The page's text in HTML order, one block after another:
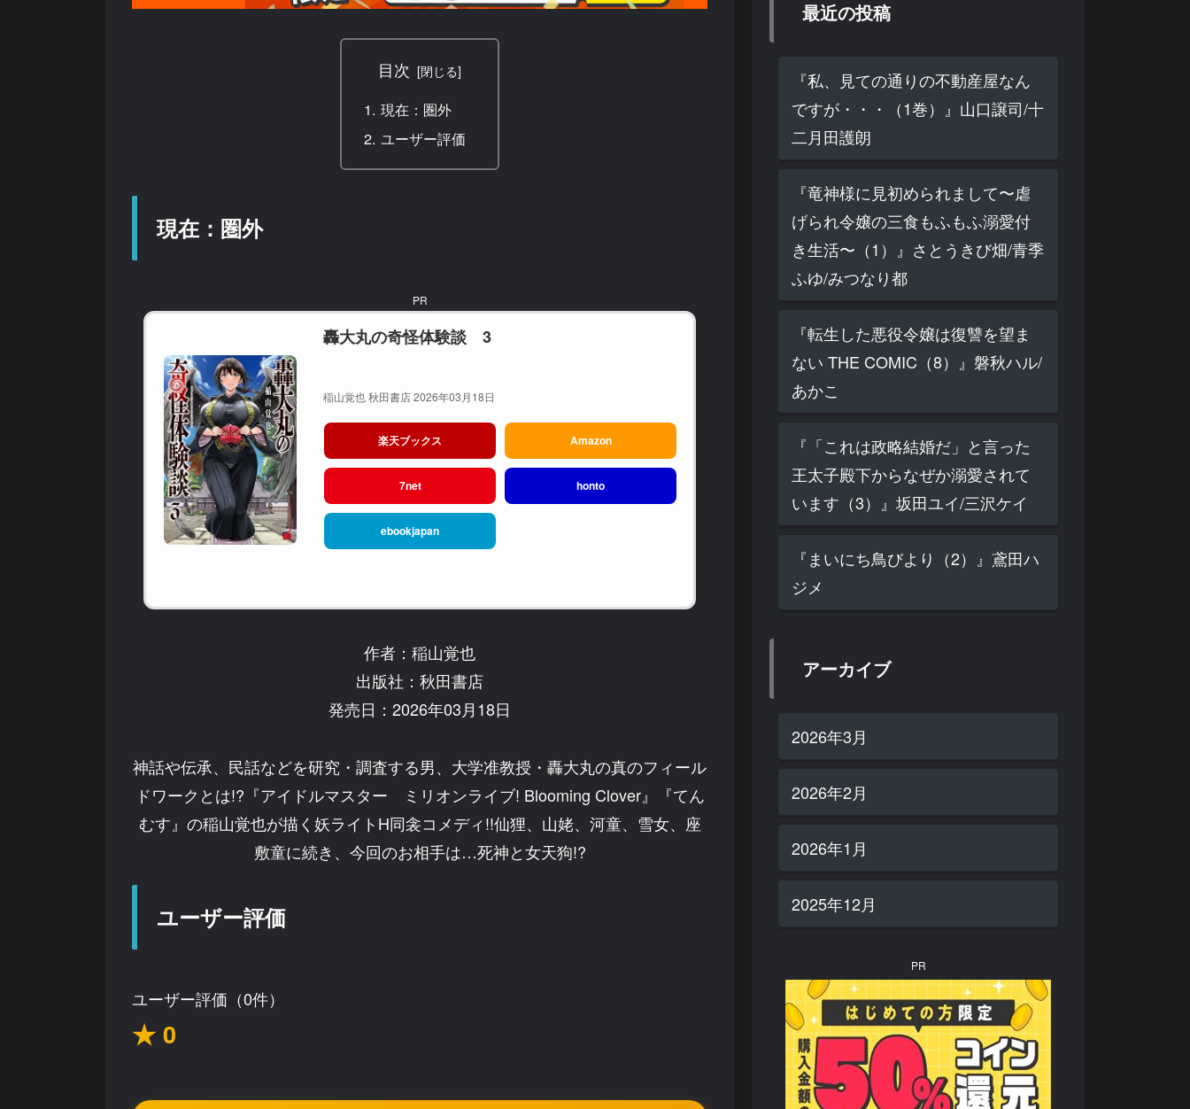
目次
現在：圏外
ユーザー評価
現在：圏外
PR
轟大丸の奇怪体験談 3
稲山覚也 秋田書店 2026年03月18日
楽天ブックス Amazon
7net honto
ebookjapan
作者：稲山覚也
出版社：秋田書店
発売日：2026年03月18日
神話や伝承、民話などを研究・調査する男、大学准教授・轟大丸の真のフィール
ドワークとは!?『アイドルマスター ミリオンライブ! Blooming Clover』『てん
むす』の稲山覚也が描く妖ライトH同衾コメディ!!仙狸、山姥、河童、雪女、座
敷童に続き、今回のお相手は…死神と女天狗!?
ユーザー評価
ユーザー評価（0件）
★ 0
最近の投稿
『私、見ての通りの不動産屋なん
ですが・・・（1巻）』山口譲司/十
二月田護朗
『竜神様に見初められまして〜虐
げられ令嬢の三食もふもふ溺愛付
き生活〜（1）』さとうきび畑/青季
ふゆ/みつなり都
『転生した悪役令嬢は復讐を望ま
ない THE COMIC（8）』磐秋ハル/
あかこ
『「これは政略結婚だ」と言った
王太子殿下からなぜか溺愛されて
います（3）』坂田ユイ/三沢ケイ
『まいにち鳥びより（2）』鳶田ハ
ジメ
アーカイブ
2026年3月
2026年2月
2026年1月
2025年12月
PR